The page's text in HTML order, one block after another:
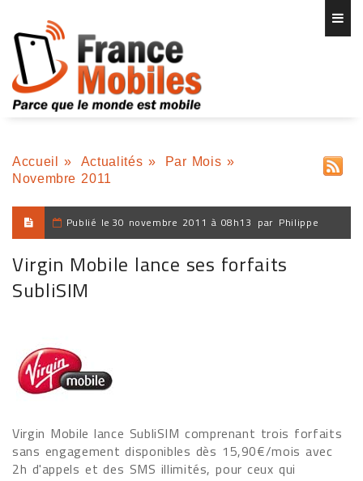
Accueil » Actualités » Par Mois »
Novembre 2011
Publié le 30 novembre 2011 à 08h13 par Philippe
Virgin Mobile lance ses forfaits
SubliSIM
Virgin Mobile lance SubliSIM comprenant trois forfaits
sans engagement disponibles dès 15,90€/mois avec
2h d'appels et des SMS illimités, pour ceux qui